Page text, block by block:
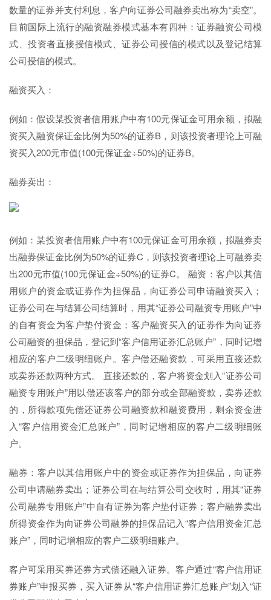
数量的证券并支付利息，客户向证券公司融券卖出称为“卖空”。
目前国际上流行的融资融券模式基本有四种：证券融资公司模
式、投资者直接授信模式、证券公司授信的模式以及登记结算
公司授信的模式。
融资买入：
例如：假设某投资者信用账户中有100元保证金可用余额，拟融
资买入融资保证金比例为50%的证券B，则该投资者理论上可融
资买入200元市值(100元保证金÷50%)的证券B。
融券卖出：
例如：某投资者信用账户中有100元保证金可用余额，拟融券卖
出融券保证金比例为50%的证券C，则该投资者理论上可融券卖
出200元市值(100元保证金÷50%)的证券C。 融资：客户以其信
用账户的资金或证券作为担保品，向证券公司申请融资买入；
证券公司在与结算公司结算时，用其“证券公司融资专用账户”中
的自有资金为客户垫付资金；客户融资买入的证券作为向证券
公司融资的担保品，登记到“客户信用证券汇总账户”，同时记增
相应的客户二级明细账户。客户偿还融资款，可采用直接还款
或卖券还款两种方式。 直接还款的，客户将资金划入“证券公司
融资专用账户”用以偿还该客户的部分或全部融资款，卖券还款
的，所得款项先偿还证券公司融资款和融资费用，剩余资金进
入“客户信用资金汇总账户”，同时记增相应的客户二级明细账
户。
融券：客户以其信用账户中的资金或证券作为担保品，向证券
公司申请融券卖出；证券公司在与结算公司交收时，用其“证券
公司融券专用账户”中自有证券为客户垫付证券；客户融券卖出
所得资金作为向证券公司融券的担保品记入“客户信用资金汇总
账户”，同时记增相应的客户二级明细账户。
客户可采用买券还券方式偿还融入证券。客户通过“客户信用证
券账户”申报买券，买入证券从“客户信用证券汇总账户”划入“证